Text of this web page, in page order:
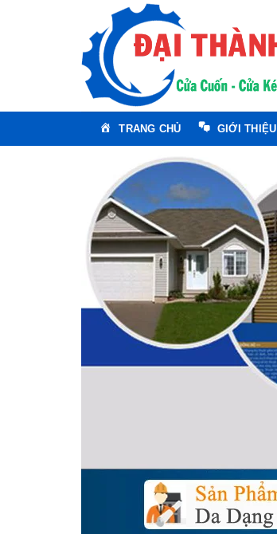
TRANG CHỦ GIỚI THIỆU